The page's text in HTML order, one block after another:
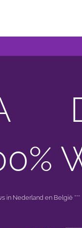
🟣
in Nederland en België ***